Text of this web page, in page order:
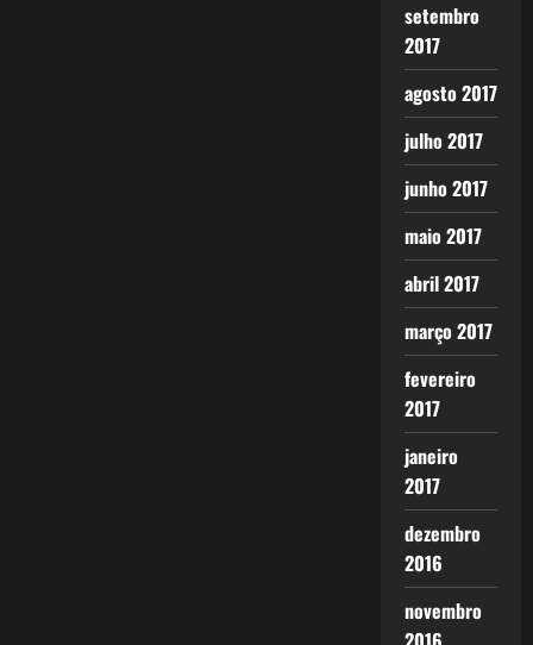
setembro
2017
agosto 2017
julho 2017
junho 2017
maio 2017
abril 2017
março 2017
fevereiro
2017
janeiro
2017
dezembro
2016
novembro